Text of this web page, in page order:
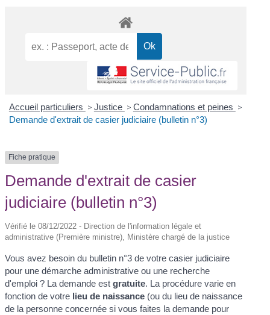
Accueil particuliers > Justice > Condamnations et peines >
Demande d'extrait de casier judiciaire (bulletin n°3)
Fiche pratique
Demande d'extrait de casier
judiciaire (bulletin n°3)
Vérifié le 08/12/2022 - Direction de l'information légale et
administrative (Première ministre), Ministère chargé de la justice
Vous avez besoin du bulletin n°3 de votre casier judiciaire
pour une démarche administrative ou une recherche
d'emploi ? La demande estgratuite. La procédure varie en
fonction de votre lieu de naissance (ou du lieu de naissance
de la personne concernée si vous faites la demande pour